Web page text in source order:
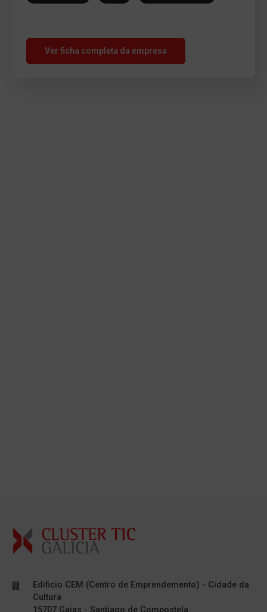
Ver ficha completa da empresa
Edificio CEM (Centro de Emprendemento) - Cidade da
Cultura
15707 Gaias - Santiago de Compostela